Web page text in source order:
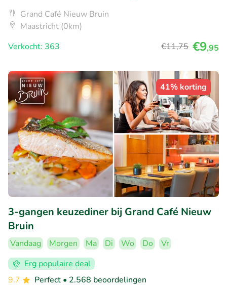
Grand Café Nieuw Bruin
Maastricht (0km)
Verkocht: 363
€11,75 €9,95
41% korting
3-gangen keuzediner bij Grand Café Nieuw
Bruin
Vandaag Morgen Ma Di Wo Do
Vr
Erg populaire deal
9.7
Perfect • 2.568 beoordelingen